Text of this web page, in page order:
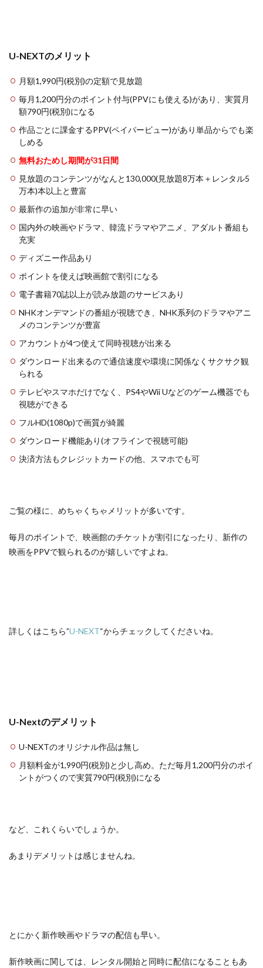
U-NEXTのメリット
月額1,990円(税別)の定額で見放題
毎月1,200円分のポイント付与(PPVにも使える)があり、実質月
額790円(税別)になる
作品ごとに課金するPPV(ペイパービュー)があり単品からでも楽
しめる
無料おためし期間が31日間
見放題のコンテンツがなんと130,000(見放題8万本＋レンタル5
万本)本以上と豊富
最新作の追加が非常に早い
国内外の映画やドラマ、韓流ドラマやアニメ、アダルト番組も
充実
ディズニー作品あり
ポイントを使えば映画館で割引になる
電子書籍70誌以上が読み放題のサービスあり
NHKオンデマンドの番組が視聴でき、NHK系列のドラマやアニ
メのコンテンツが豊富
アカウントが4つ使えて同時視聴が出来る
ダウンロード出来るので通信速度や環境に関係なくサクサク観
られる
テレビやスマホだけでなく、PS4やWii Uなどのゲーム機器でも
視聴ができる
フルHD(1080p)で画質が綺麗
ダウンロード機能あり(オフラインで視聴可能)
決済方法もクレジットカードの他、スマホでも可
ご覧の様に、めちゃくちゃメリットが多いです。
毎月のポイントで、映画館のチケットが割引になったり、新作の
映画をPPVで観られるのが嬉しいですよね。
詳しくはこちら”U-NEXT“からチェックしてくださいね。
U-Nextのデメリット
U-NEXTのオリジナル作品は無し
月額料金が1,990円(税別)と少し高め。ただ毎月1,200円分のポイ
ントがつくので実質790円(税別)になる
など、これくらいでしょうか。
あまりデメリットは感じませんね。
とにかく新作映画やドラマの配信も早い。
新作映画に関しては、レンタル開始と同時に配信になることもあ